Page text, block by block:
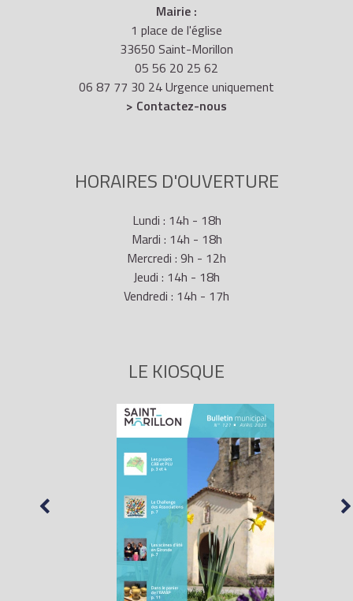
Mairie :
1 place de l'église
33650 Saint-Morillon
05 56 20 25 62
06 87 77 30 24 Urgence uniquement
> Contactez-nous
HORAIRES D'OUVERTURE
Lundi : 14h - 18h
Mardi : 14h - 18h
Mercredi : 9h - 12h
Jeudi : 14h - 18h
Vendredi : 14h - 17h
LE KIOSQUE